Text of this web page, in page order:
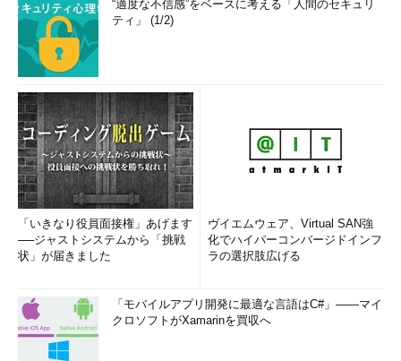
“適度な不信感”をベースに考える「人間のセキュリ
ティ」 (1/2)
「いきなり役員面接権」あげます
──ジャストシステムから「挑戦
状」が届きました
ヴイエムウェア、Virtual SAN強
化でハイパーコンバージドインフ
ラの選択肢広げる
「モバイルアプリ開発に最適な言語はC#」――マイ
クロソフトがXamarinを買収へ